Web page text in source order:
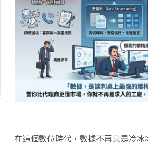
在這個數位時代，數據不再只是冷